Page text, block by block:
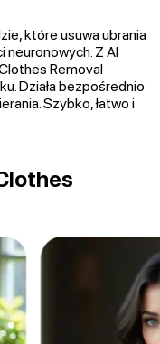
które usuwa ubrania
neuronowych. Z AI
Removal
Działa bezpośrednio
Szybko, łatwo i